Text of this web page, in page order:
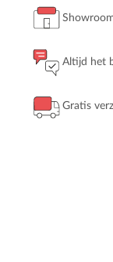
Altijd het
Gratis